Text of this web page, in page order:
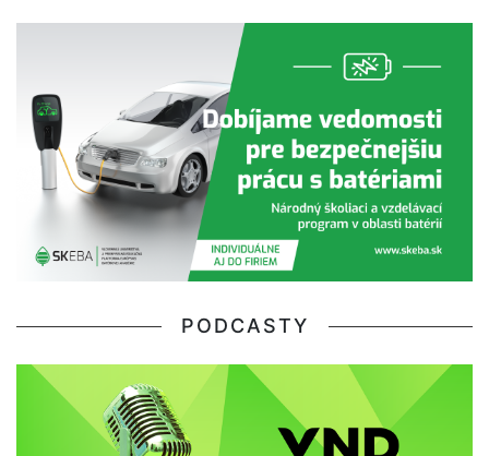
PODCASTY